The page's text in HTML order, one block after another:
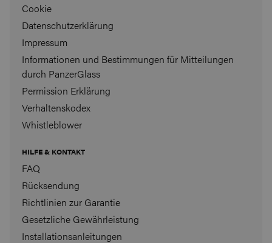
Cookie
Datenschutzerklärung
Impressum
Informationen und Bestimmungen für Mitteilungen
durch PanzerGlass
Permission Erklärung
Verhaltenskodex
Whistleblower
HILFE & KONTAKT
FAQ
Rücksendung
Richtlinien zur Garantie
Gesetzliche Gewährleistung
Installationsanleitungen